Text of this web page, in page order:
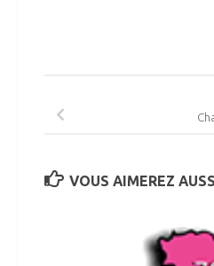
VOUS AIMEREZ